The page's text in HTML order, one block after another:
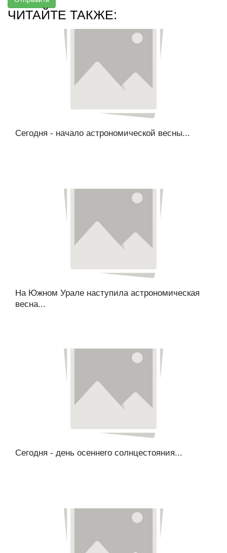
ЧИТАЙТЕ ТАКЖЕ:
Сегодня - начало астрономической весны...
На Южном Урале наступила астрономическая
весна...
Сегодня - день осеннего солнцестояния...